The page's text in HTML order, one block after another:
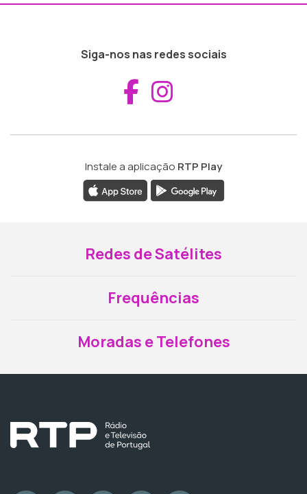
Siga-nos nas redes sociais
Aceder ao
Instale a aplicação RTP Play
Redes de Satélites
Frequências
Moradas e Telefones